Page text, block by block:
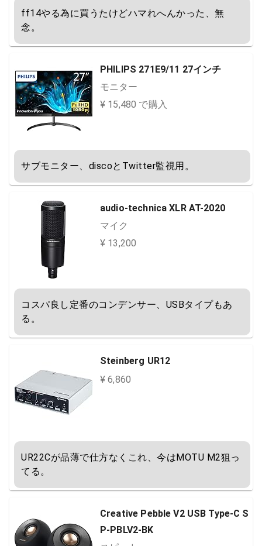
ff14やる為に買うたけどハマれへんかった、無
念。
PHILIPS 271E9/11 27インチ
モニター
¥ 15,480 で購入
サブモニター、discoとTwitter監視用。
audio-technica XLR AT-2020
マイク
¥ 13,200
コスパ良し定番のコンデンサー、USBタイプもあ
る。
Steinberg UR12
¥ 6,860
UR22Cが品薄で仕方なくこれ、今はMOTU M2狙っ
てる。
Creative Pebble V2 USB Type-C S
P-PBLV2-BK